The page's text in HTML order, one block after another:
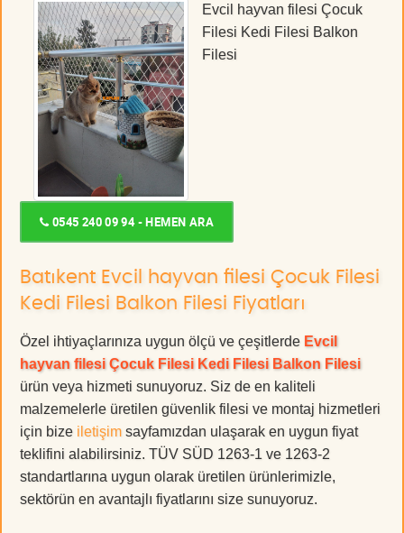
Evcil hayvan filesi Çocuk
Filesi Kedi Filesi Balkon
Filesi
0545 240 09 94 - HEMEN ARA
Batıkent Evcil hayvan filesi Çocuk Filesi
Kedi Filesi Balkon Filesi Fiyatları
Özel ihtiyaçlarınıza uygun ölçü ve çeşitlerde Evcil
hayvan filesi Çocuk Filesi Kedi Filesi Balkon Filesi
ürün veya hizmeti sunuyoruz. Siz de en kaliteli
malzemelerle üretilen güvenlik filesi ve montaj hizmetleri
için bize iletişim sayfamızdan ulaşarak en uygun fiyat
teklifini alabilirsiniz. TÜV SÜD 1263-1 ve 1263-2
standartlarına uygun olarak üretilen ürünlerimizle,
sektörün en avantajlı fiyatlarını size sunuyoruz.